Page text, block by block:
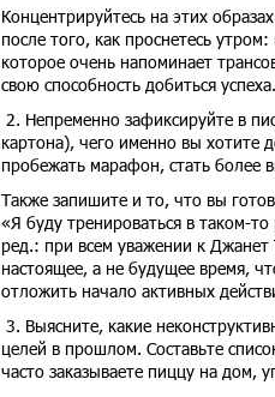
Концентрируйтесь на этих
после того, как проснетесь
которое очень напоминает
свою способность добиться успеха.
2. Непременно зафиксируйте в
картона), чего именно вы хотите
пробежать марафон, стать более
Также запишите и то, что вы
«Я буду тренироваться в таком-
ред.: при всем уважении к Джанет
настоящее, а не будущее время,
отложить начало активных
3. Выясните, какие
целей в прошлом. Составьте
часто заказываете пиццу на дом,